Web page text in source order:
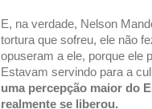
E, na verdade, Nelson
tortura que sofreu, ele não
opuseram a ele, porque ele
Estavam servindo para a
uma percepção maior do
realmente se liberou.